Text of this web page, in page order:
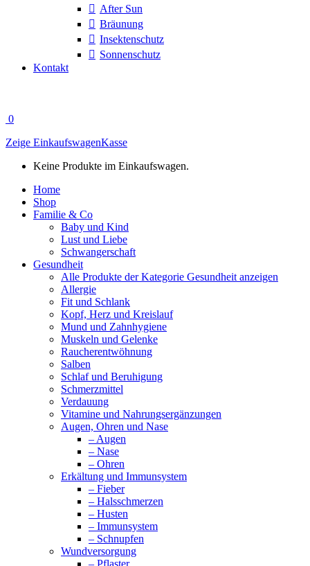
After Sun
Bräunung
Insektenschutz
Sonnenschutz
Kontakt
0
Zeige EinkaufswagenKasse
Keine Produkte im Einkaufswagen.
Home
Shop
Familie & Co
Baby und Kind
Lust und Liebe
Schwangerschaft
Gesundheit
Alle Produkte der Kategorie Gesundheit anzeigen
Allergie
Fit und Schlank
Kopf, Herz und Kreislauf
Mund und Zahnhygiene
Muskeln und Gelenke
Raucherentwöhnung
Salben
Schlaf und Beruhigung
Schmerzmittel
Verdauung
Vitamine und Nahrungsergänzungen
Augen, Ohren und Nase
– Augen
– Nase
– Ohren
Erkältung und Immunsystem
– Fieber
– Halsschmerzen
– Husten
– Immunsystem
– Schnupfen
Wundversorgung
– Pflaster